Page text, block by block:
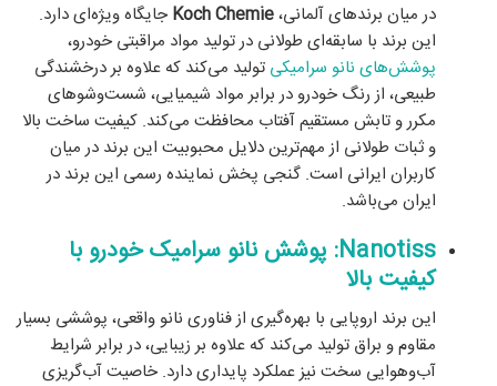
در میان برندهای آلمانی،Koch Chemie جایگاه ویژه‌ای دارد.
این برند با سابقه‌ای طولانی در تولید مواد مراقبتی خودرو،
پوشش‌های نانو سرامیکی تولید می‌کند که علاوه بر درخشندگی
طبیعی، از رنگ خودرو در برابر مواد شیمیایی، شست‌وشوهای
مکرر و تابش مستقیم آفتاب محافظت می‌کند. کیفیت ساخت بالا
و ثبات طولانی از مهم‌ترین دلایل محبوبیت این برند در میان
کاربران ایرانی است. گنجی پخش نماینده رسمی این برند در
ایران می‌باشد.
Nanotiss: پوشش نانو سرامیک خودرو با
کیفیت بالا
این برند اروپایی با بهره‌گیری از فناوری نانو واقعی، پوششی بسیار
مقاوم و براق تولید می‌کند که علاوه بر زیبایی، در برابر شرایط
آب‌و‌هوایی سخت نیز عملکرد پایداری دارد. خاصیت آب‌گریزی